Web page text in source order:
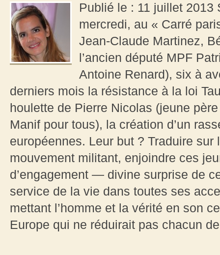
Publié le : 11 juillet
mercredi, au « Carré
Jean-Claude Martinez,
l’ancien député MPF
Antoine Renard), six à
derniers mois la résistance à la loi
houlette de Pierre Nicolas (jeune
Manif pour tous), la création d’un
européennes. Leur but ? Traduire
mouvement militant, enjoindre ces
d’engagement — divine surprise de
service de la vie dans toutes ses
mettant l’homme et la vérité en son
Europe qui ne réduirait pas chacun